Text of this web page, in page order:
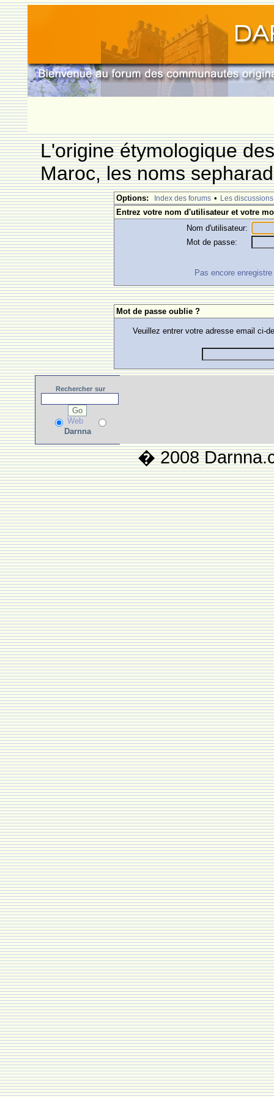
L'origine étymologique
Maroc, les noms
Options: Index des forums • Les discussions
Entrez votre nom d'utilisateur et votre
Nom d'utilisateur:
Mot de passe:
Pas encore
Mot de passe oublie ?
Veuillez entrer votre adresse email ci-
Rechercher sur
Web
Darnna
� 2008